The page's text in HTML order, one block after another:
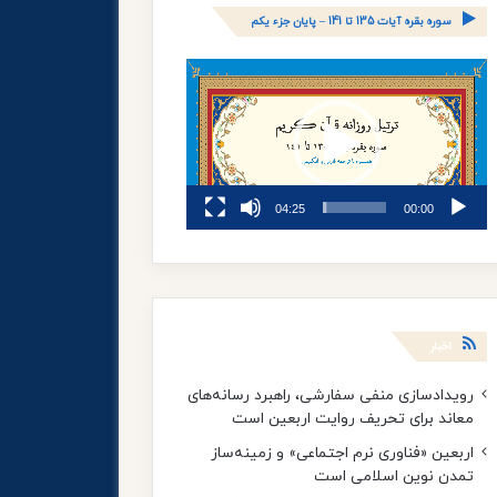
سوره بقره آیات 135 تا 141 – پایان جزء یکم
نمایشگر
ویدیو
00:00
04:25
اخبار
رویدادسازی منفی سفارشی، راهبرد رسانه‌های
معاند برای تحریف روایت اربعین است
اربعین «فناوری نرم اجتماعی» و زمینه‌ساز
تمدن نوین اسلامی است